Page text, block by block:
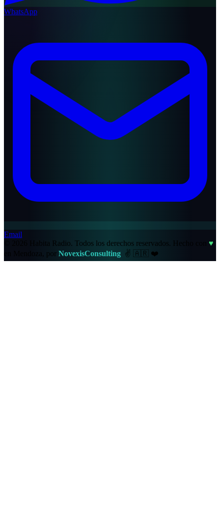
WhatsApp
Email
© 2026 Habita Radio. Todos los derechos reservados.
Hecho con ♥
en Mendoza, por NovexisConsulting ✌️ 🇦🇷 ❤️